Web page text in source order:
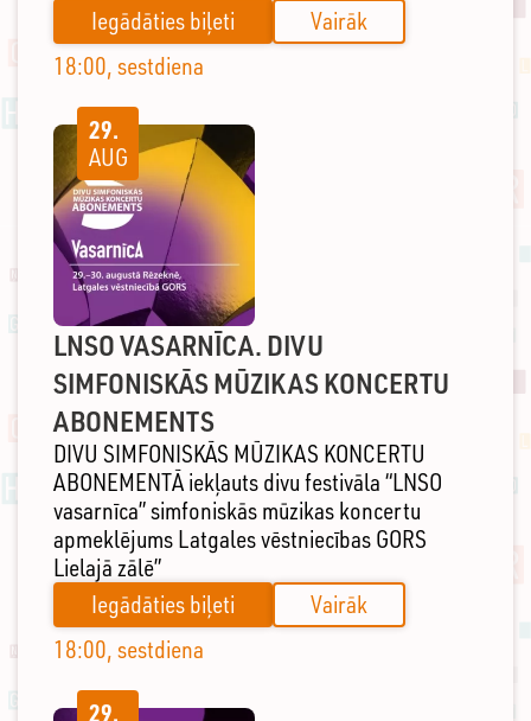
Iegādāties biļeti
Vairāk
18:00, sestdiena
LNSO VASARNĪCA. DIVU
SIMFONISKĀS MŪZIKAS KONCERTU
ABONEMENTS
DIVU SIMFONISKĀS MŪZIKAS KONCERTU
ABONEMENTĀ iekļauts divu festivāla “LNSO
vasarnīca” simfoniskās mūzikas koncertu
apmeklējums Latgales vēstniecības GORS
Lielajā zālē”
Iegādāties biļeti
Vairāk
29.
AUG
18:00, sestdiena
29.